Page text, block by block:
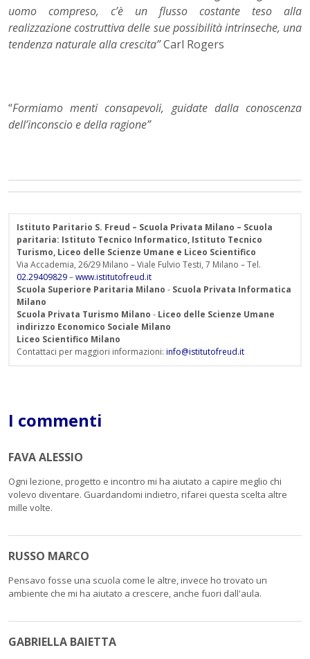
uomo compreso, c’è un flusso costante teso alla
realizzazione costruttiva delle sue possibilità intrinseche, una
tendenza naturale alla crescita”Carl Rogers
“Formiamo menti consapevoli, guidate dalla conoscenza
dell’inconscio e della ragione”
Istituto Paritario S. Freud – Scuola Privata Milano – Scuola
paritaria: Istituto Tecnico Informatico, Istituto Tecnico
Turismo, Liceo delle Scienze Umane e Liceo Scientifico
Via Accademia, 26/29 Milano – Viale Fulvio Testi, 7 Milano – Tel.
02.29409829–www.istitutofreud.it
Scuola Superiore Paritaria Milano - Scuola Privata Informatica
Milano
Scuola Privata Turismo Milano - Liceo delle Scienze Umane
indirizzo Economico Sociale Milano
Liceo Scientifico Milano
Contattaci per maggiori informazioni: info@istitutofreud.it
I commenti
FAVA ALESSIO
Ogni lezione, progetto e incontro mi ha aiutato a capire meglio chi
volevo diventare. Guardandomi indietro, rifarei questa scelta altre
mille volte.
RUSSO MARCO
Pensavo fosse una scuola come le altre, invece ho trovato un
ambiente che mi ha aiutato a crescere, anche fuori dall'aula.
GABRIELLA BAIETTA